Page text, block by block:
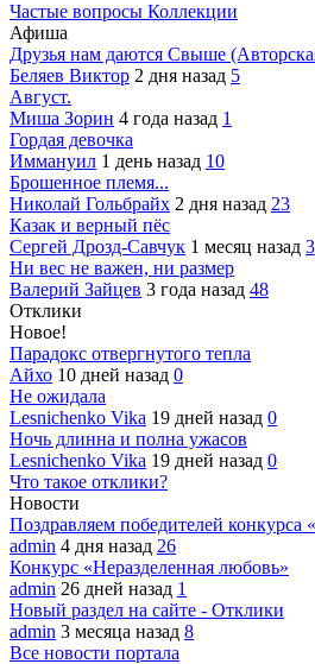
Частые вопросы Коллекции
Афиша
Друзья нам даются Свыше
Беляев Виктор 2 дня назад 5
Август.
Миша Зорин 4 года назад 1
Гордая девочка
Иммануил 1 день назад 10
Брошенное племя...
Николай Гольбрайх 2 дня назад 23
Казак и верный пёс
Сергей Дрозд-Савчук 1 месяц назад 3
Ни вес не важен, ни размер
Валерий Зайцев 3 года назад 48
Отклики
Новое!
Парадокс отвергнутого тепла
Айхо 10 дней назад 0
Не ожидала
Lesnichenko Vika 19 дней назад 0
Ночь длинна и полна ужасов
Lesnichenko Vika 19 дней назад 0
Что такое отклики?
Новости
Поздравляем победителей конкурса
admin 4 дня назад 26
Конкурс «Неразделенная любовь»
admin 26 дней назад 1
Новый раздел на сайте - Отклики
admin 3 месяца назад 8
Все новости портала